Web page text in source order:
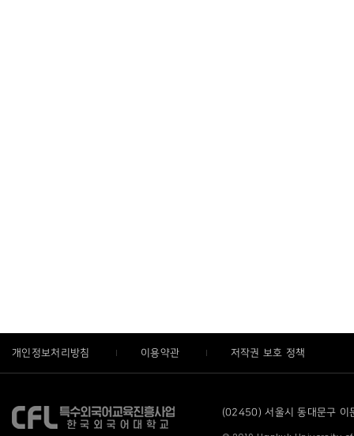
개인정보처리방침 이용약관 저작권 보호 정책
(02450) 서울시 동대문구